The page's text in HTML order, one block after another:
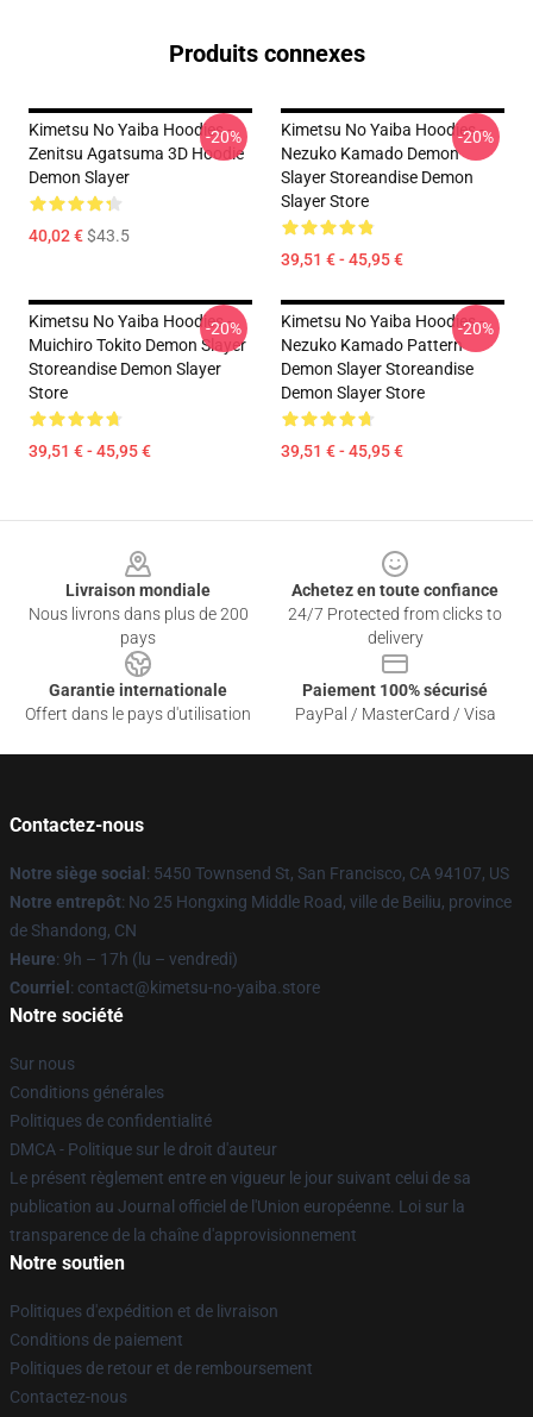
Produits connexes
Kimetsu No Yaiba Hoodies -
Zenitsu Agatsuma 3D Hoodie
Demon Slayer
40,02 €$43.5
-20%
Kimetsu No Yaiba Hoodies -
Nezuko Kamado Demon
Slayer Storeandise Demon
Slayer Store
39,51 € - 45,95 €
-20%
Kimetsu No Yaiba Hoodies -
Muichiro Tokito Demon Slayer
Storeandise Demon Slayer
Store
39,51 € - 45,95 €
-20%
Kimetsu No Yaiba Hoodies -
Nezuko Kamado Pattern
Demon Slayer Storeandise
Demon Slayer Store
39,51 € - 45,95 €
-20%
Livraison mondiale
Nous livrons dans plus de 200
pays
Achetez en toute confiance
24/7 Protected from clicks to
delivery
Garantie internationale
Offert dans le pays d'utilisation
Paiement 100% sécurisé
PayPal / MasterCard / Visa
Contactez-nous
Notre siège social : 5450 Townsend St, San Francisco, CA 94107, US
Notre entrepôt: No 25 Hongxing Middle Road, ville de Beiliu, province
de Shandong, CN
Heure: 9h – 17h (lu – vendredi)
Courriel : contact@kimetsu-no-yaiba.store
Notre société
Sur nous
Conditions générales
Politiques de confidentialité
DMCA - Politique sur le droit d'auteur
Le présent règlement entre en vigueur le jour suivant celui de sa
publication au Journal officiel de l'Union européenne. Loi sur la
transparence de la chaîne d'approvisionnement
Notre soutien
Politiques d'expédition et de livraison
Conditions de paiement
Politiques de retour et de remboursement
Contactez-nous